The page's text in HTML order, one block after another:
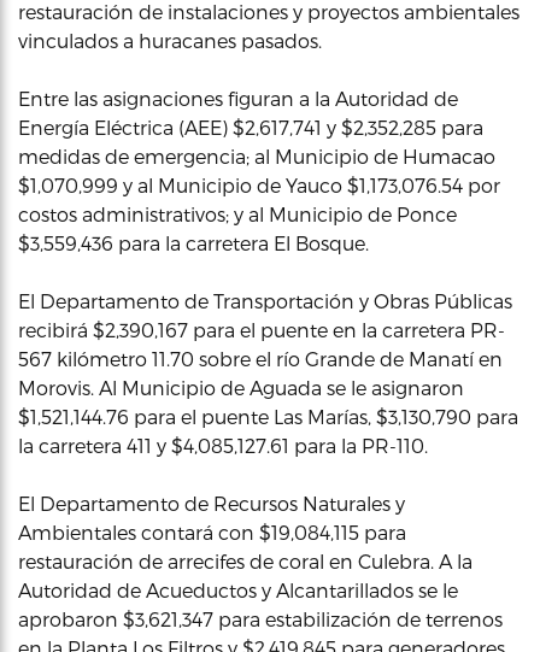
restauración de instalaciones y proyectos ambientales
vinculados a huracanes pasados.
Entre las asignaciones figuran a la Autoridad de
Energía Eléctrica (AEE) $2,617,741 y $2,352,285 para
medidas de emergencia; al Municipio de Humacao
$1,070,999 y al Municipio de Yauco $1,173,076.54 por
costos administrativos; y al Municipio de Ponce
$3,559,436 para la carretera El Bosque.
El Departamento de Transportación y Obras Públicas
recibirá $2,390,167 para el puente en la carretera PR-
567 kilómetro 11.70 sobre el río Grande de Manatí en
Morovis. Al Municipio de Aguada se le asignaron
$1,521,144.76 para el puente Las Marías, $3,130,790 para
la carretera 411 y $4,085,127.61 para la PR-110.
El Departamento de Recursos Naturales y
Ambientales contará con $19,084,115 para
restauración de arrecifes de coral en Culebra. A la
Autoridad de Acueductos y Alcantarillados se le
aprobaron $3,621,347 para estabilización de terrenos